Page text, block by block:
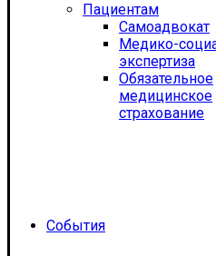
Пациентам
Самоадвокат
Медико-
экспертиза
Обязательное
медицинское
страхование
События